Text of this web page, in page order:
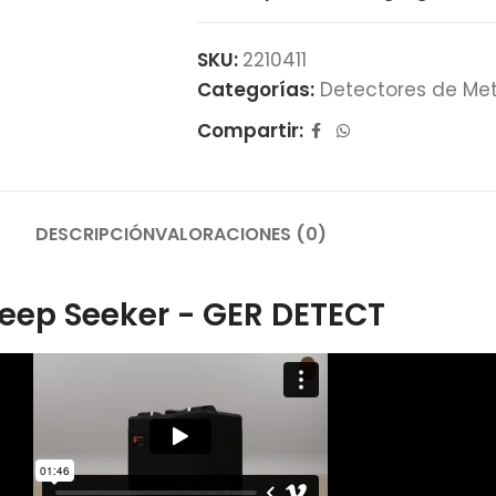
SKU: 2210411
Categorías: Detectores de
Compartir:
DESCRIPCIÓNVALORACIONES (0)
Seeker - GER DETECT